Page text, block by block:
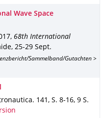
Wave Space
, 68th International
25-29 Sept.
Sammelband/Gutachten >
. 141 , S. 8-16, 9 S.